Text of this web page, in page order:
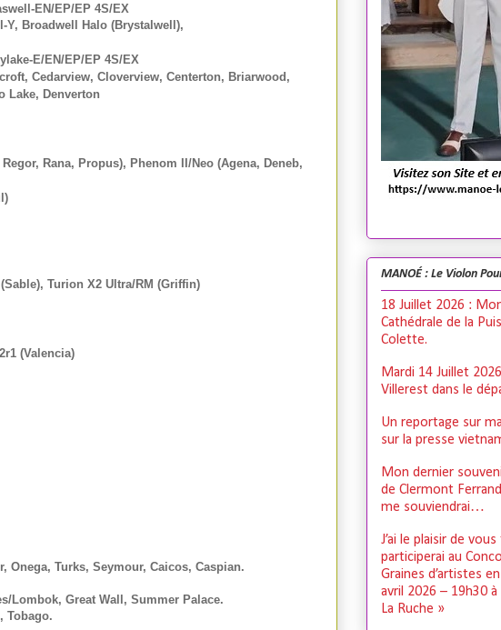
EN/EP/EP 4S/EX
Y, Broadwell Halo (Brystalwell),
E/EN/EP/EP 4S/EX
Cedarview, Cloverview, Centerton, Briarwood,
Lake, Denverton
Rana, Propus), Phenom II/Neo (Agena, Deneb,
Turion X2 Ultra/RM (Griffin)
(Valencia)
Onega, Turks, Seymour, Caicos, Caspian.
Lombok, Great Wall, Summer Palace.
Tobago.
MANOÉ : Le Violon
18 Juillet 2026 :
Cathédrale de la
Colette.
Mardi 14 Juillet
Villerest dans le
Un reportage sur
sur la presse
Mon dernier
de Clermont
me souviendrai…
J’ai le plaisir de
participerai au
Graines d’artistes
avril 2026 – 19h30
La Ruche »